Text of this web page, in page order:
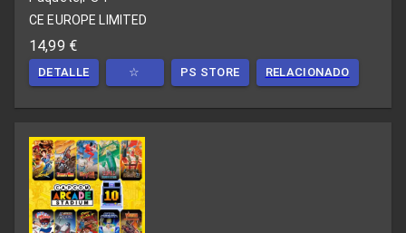
CE EUROPE LIMITED
14,99 €
DETALLE ☆ PS STORE RELACIONADO